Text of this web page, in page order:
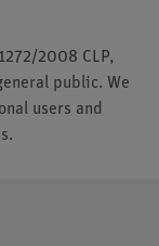
2008 CLP,
public. We
users and